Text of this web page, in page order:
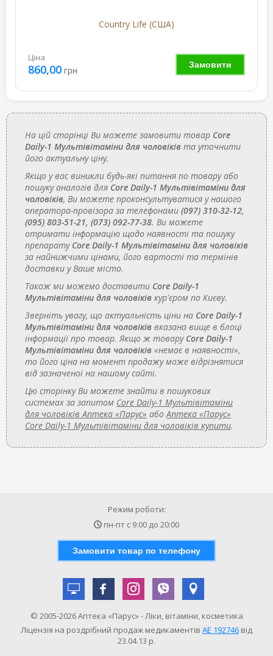
Country Life (США)
Замовити
Ціна
860,00 грн
На цій сторінці Ви можете замовити товар Core
Daily-1 Мультівітаміни для чоловіків та уточнити
його актуальну ціну.
Якщо у вас виникли будь-які питання по товару або
пошуку аналогів для Core Daily-1 Мультівітаміни для
чоловіків, Ви можете проконсультуватися у нашого
оператора-провізора за телефонами (097) 310-32-12,
(095) 803-51-21, (073) 092-77-38. Ви можете
отримати інформацію щодо наявності та пошуку
препарату Core Daily-1 Мультівітаміни для чоловіків
за найнижчими цінами, його вартості та термінів
доставки у Ваше місто.
Також ми можемо доставити Core Daily-1
Мультівітаміни для чоловіків кур'єром по Києву.
Зверніть увагу, що актуальність ціни на Core Daily-1
Мультівітаміни для чоловіків вказана вище в блоці
інформації про товар. Якщо ж товару Core Daily-1
Мультівітаміни для чоловіків «немає в наявності»,
то його ціна на момент продажу може відрізнятися
від зазначеної на нашому сайті.
Цю сторінку Ви можете знайти в пошукових
системах за запитом Core Daily-1 Мультівітаміни
для чоловіків Аптека «Парус» абоАптека «Парус»
Core Daily-1 Мультівітаміни для чоловіків купити.
Режим роботи:
пн-пт с 9:00 до 20:00
Замовити товар по телефону
© 2005-2026 Аптека «Парус» - Ліки, вітаміни, косметика
Ліцензія на роздрібний продаж медикаментів АE 192746 від
23.04.13 р.